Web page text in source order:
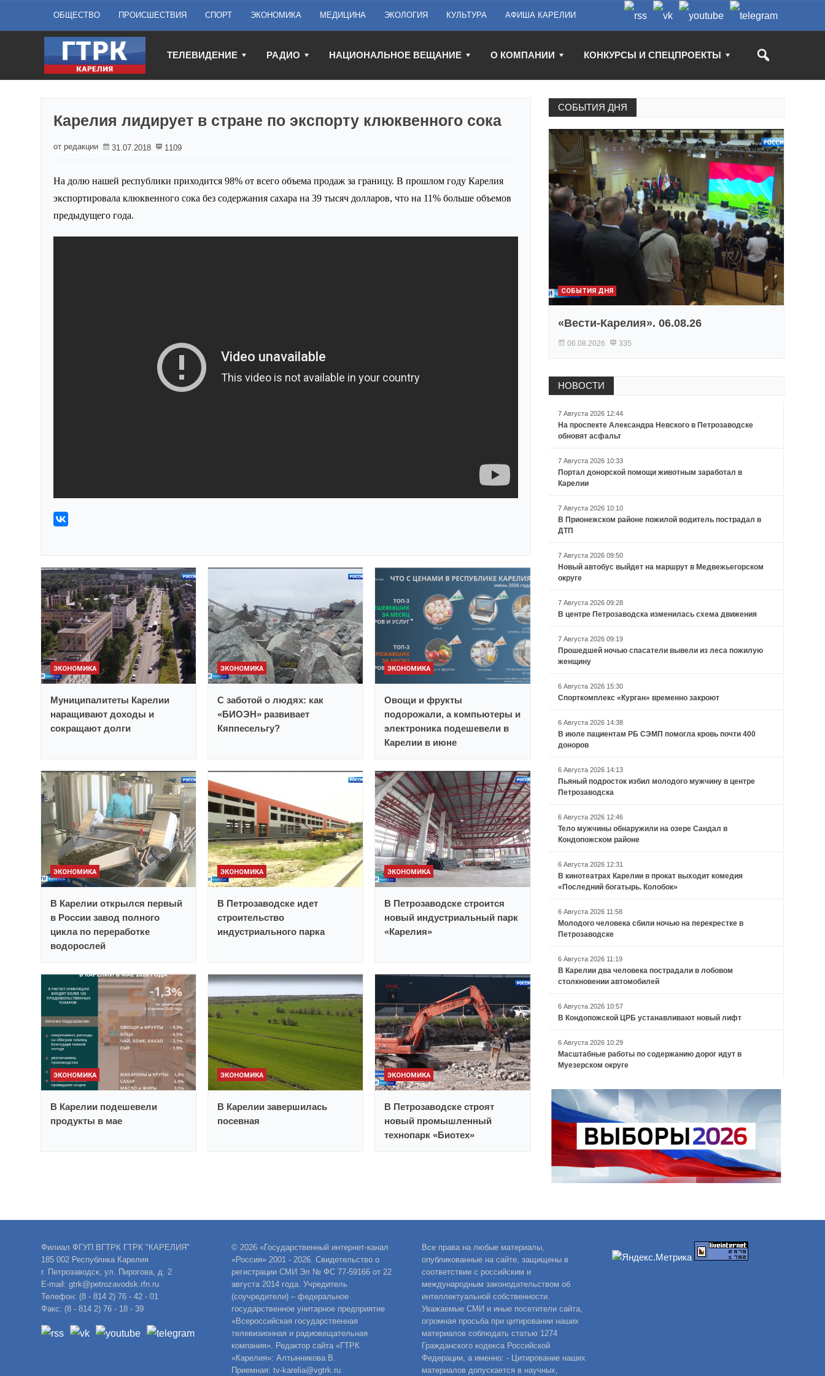
ОБЩЕСТВО ПРОИСШЕСТВИЯ СПОРТ ЭКОНОМИКА МЕДИЦИНА ЭКОЛОГИЯ КУЛЬТУРА АФИША КАРЕЛИИ
ТЕЛЕВИДЕНИЕ РАДИО НАЦИОНАЛЬНОЕ ВЕЩАНИЕ О КОМПАНИИ КОНКУРСЫ И СПЕЦПРОЕКТЫ
Карелия лидирует в стране по экспорту клюквенного сока
от редакции 31.07.2018 1109
На долю нашей республики приходится 98% от всего объема продаж за границу. В прошлом году Карелия
экспортировала клюквенного сока без содержания сахара на 39 тысяч долларов, что на 11% больше объемов
предыдущего года.
ЭКОНОМИКА
Муниципалитеты Карелии
наращивают доходы и
сокращают долги
ЭКОНОМИКА
С заботой о людях: как
«БИОЭН» развивает
Кяппесельгу?
ЭКОНОМИКА
Овощи и фрукты
подорожали, а компьютеры и
электроника подешевели в
Карелии в июне
ЭКОНОМИКА
В Карелии открылся первый
в России завод полного
цикла по переработке
водорослей
ЭКОНОМИКА
В Петрозаводске идет
строительство
индустриального парка
ЭКОНОМИКА
В Петрозаводске строится
новый индустриальный парк
«Карелия»
ЭКОНОМИКА
В Карелии подешевели
продукты в мае
ЭКОНОМИКА
В Карелии завершилась
посевная
ЭКОНОМИКА
В Петрозаводске строят
новый промышленный
технопарк «Биотех»
СОБЫТИЯ ДНЯ
СОБЫТИЯ ДНЯ
«Вести-Карелия». 06.08.26
06.08.2026 335
НОВОСТИ
7 Августа 2026 12:44
На проспекте Александра Невского в Петрозаводске
обновят асфальт
7 Августа 2026 10:33
Портал донорской помощи животным заработал в
Карелии
7 Августа 2026 10:10
В Прионежском районе пожилой водитель пострадал в
ДТП
7 Августа 2026 09:50
Новый автобус выйдет на маршрут в Медвежьегорском
округе
7 Августа 2026 09:28
В центре Петрозаводска изменилась схема движения
7 Августа 2026 09:19
Прошедшей ночью спасатели вывели из леса пожилую
женщину
6 Августа 2026 15:30
Спорткомплекс «Курган» временно закроют
6 Августа 2026 14:38
В июле пациентам РБ СЭМП помогла кровь почти 400
доноров
6 Августа 2026 14:13
Пьяный подросток избил молодого мужчину в центре
Петрозаводска
6 Августа 2026 12:46
Тело мужчины обнаружили на озере Сандал в
Кондопожском районе
6 Августа 2026 12:31
В кинотеатрах Карелии в прокат выходит комедия
«Последний богатырь. Колобок»
6 Августа 2026 11:58
Молодого человека сбили ночью на перекрестке в
Петрозаводске
6 Августа 2026 11:19
В Карелии два человека пострадали в лобовом
столкновении автомобилей
6 Августа 2026 10:57
В Кондопожской ЦРБ устанавливают новый лифт
6 Августа 2026 10:29
Масштабные работы по содержанию дорог идут в
Муезерском округе
Филиал ФГУП ВГТРК ГТРК "КАРЕЛИЯ"
185 002 Республика Карелия
г. Петрозаводск, ул. Пирогова, д. 2
E-mail: gtrk@petrozavodsk.rfn.ru
Телефон: (8 - 814 2) 76 - 42 - 01
Факс: (8 - 814 2) 76 - 18 - 39
© 2026 «Государственный интернет-канал
«Россия» 2001 - 2026. Свидетельство о
регистрации СМИ Эл № ФС 77-59166 от 22
августа 2014 года. Учредитель
(соучредители) – федеральное
государственное унитарное предприятие
«Всероссийская государственная
телевизионная и радиовещательная
компания». Редактор сайта «ГТРК
«Карелия»: Алтынникова В.
Приемная: tv-karelia@vgtrk.ru
Все права на любые материалы,
опубликованные на сайте, защищены в
соответствии с российским и
международным законодательством об
интеллектуальной собственности.
Уважаемые СМИ и иные посетители сайта,
огромная просьба при цитировании наших
материалов соблюдать статью 1274
Гражданского кодекса Российской
Федерации, а именно: - Цитирование наших
материалов допускается в научных,